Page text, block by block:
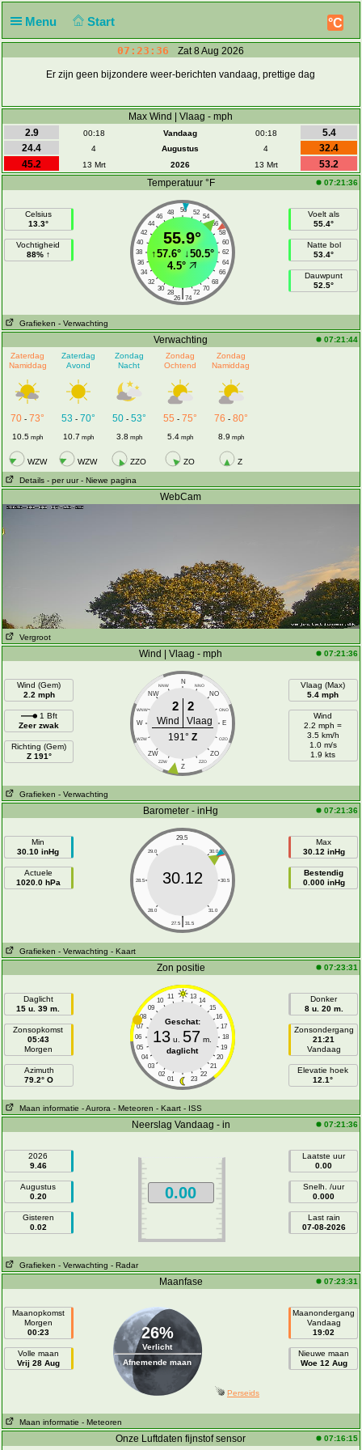
Menu Start °C
07:23:36 Zat 8 Aug 2026
Er zijn geen bijzondere weer-berichten vandaag, prettige dag
Max Wind | Vlaag - mph
2.9
00:18 Vandaag 00:18
5.4
24.4
4 Augustus 4
32.4
45.2
13 Mrt 2026 13 Mrt
53.2
Temperatuur °F
07:21:36
Celsius
13.3°
Vochtigheid
88% ↑
50
48 52
46
54
44
56
42
58
40
60
38
62
36
64
34
66
32
68
30
70
28 72
|
26 74
55.9°
↑57.6°↓50.5°
4.5°
Voelt als
55.4°
Natte bol
53.4°
Dauwpunt
52.5°
Grafieken - Verwachting
Verwachting
07:21:44
Zaterdag
Namiddag
Zaterdag
Avond
Zondag
Nacht
Zondag
Ochtend
Zondag
Namiddag
70 - 73° 53 - 70° 50- 53° 55 - 75° 76 - 80°
10.5 mph 10.7 mph 3.8 mph 5.4mph 8.9 mph
WZW WZW ZZO ZO Z
Details - per uur - Niewe pagina
WebCam
Vergroot
Wind | Vlaag - mph 07:21:36
Wind (Gem)
2.2 mph
1 Bft
Zeer zwak
Richting (Gem)
Z 191°
N
NNW NNO
NW NO
WNW ONO
W E
WZW OZO
ZW ZO
ZZW ZZO
Z
2 2
Wind
Vlaag
191° Z
Vlaag (Max)
5.4 mph
Wind
2.2 mph =
3.5 km/h
1.0 m/s
1.9 kts
Grafieken - Verwachting
Barometer - inHg 07:21:36
Min
30.10 inHg
Actuele
1020.0 hPa
29.5
29.0 30.0
28.5 30.5
28.0 31.0
|
27.5 31.5
30.12
Max
30.12 inHg
Bestendig
0.000 inHg
Grafieken - Verwachting - Kaart
Zon positie 07:23:31
Daglicht
15 u. 39 m.
Zonsopkomst
05:43
Morgen
Azimuth
79.2° O
11 13
10
14
09
15
08
16
07
17
06
18
05
19
04
20
03
21
02
22
01 23
Geschat:
13 u. 57 m.
daglicht
Donker
8 u. 20 m.
Zonsondergang
21:21
Vandaag
Elevatie hoek
12.1°
Maan informatie - Aurora - Meteoren - Kaart - ISS
Neerslag Vandaag - in 07:21:36
2026
9.46
Augustus
0.20
Gisteren
0.02
0.00
Laatste uur
0.00
Snelh. /uur
0.000
Last rain
07-08-2026
Grafieken - Verwachting - Radar
Maanfase 07:23:31
Maanopkomst
Morgen
00:23
Volle maan
Vrij 28 Aug
26%
Verlicht
Afnemende maan
Maanondergang
Vandaag
19:02
Nieuwe maan
Woe 12 Aug
Perseids
Maan informatie - Meteoren
Onze Luftdaten fijnstof sensor 07:16:15